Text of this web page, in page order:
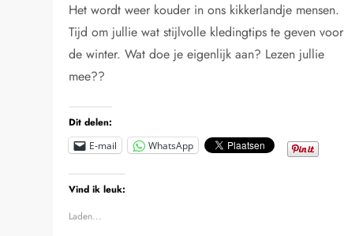
Het wordt weer kouder in ons kikkerlandje mensen.
Tijd om jullie wat stijlvolle kledingtips te geven voor
de winter. Wat doe je eigenlijk aan? Lezen jullie
mee??
Dit delen:
E-mail WhatsApp
Vind ik leuk:
Laden...